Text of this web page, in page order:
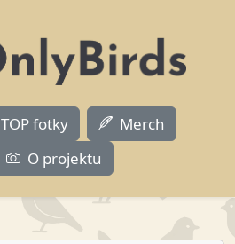
TOP fotky
Merch
O projektu